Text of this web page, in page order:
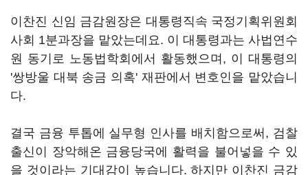
이찬진 신임 금감원장은 대통령직속 국정기획위원회
사회 1분과장을 맡았는데요. 이 대통령과는 사법연수
원 동기로 노동법학회에서 활동했으며, 이 대통령의
'쌍방울 대북 송금 의혹' 재판에서 변호인을 맡았습니
다.
결국 금융 투톱에 실무형 인사를 배치함으로써, 검찰
출신이 장악해온 금융당국에 활력을 불어넣을 수 있
을 것이라는 기대감이 높습니다. 하지만 이찬진 금감